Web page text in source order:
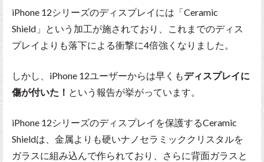
iPhone 12シリーズのディスプレイには「Ceramic
Shield」という加工が施されており、これまでのディス
プレイよりも落下による衝撃に4倍強くなりました。
しかし、iPhone 12ユーザーからは早くもディスプレイに
傷が付いた！ という報告が挙がっています。
iPhone 12シリーズのディスプレイを保護するCeramic
Shieldは、金属よりも硬いナノセラミッククリスタルを
ガラスに組み込んで作られており、さらに背面ガラスと